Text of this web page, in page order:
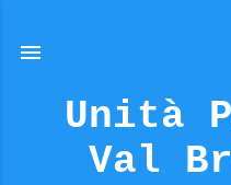
Unità
Val